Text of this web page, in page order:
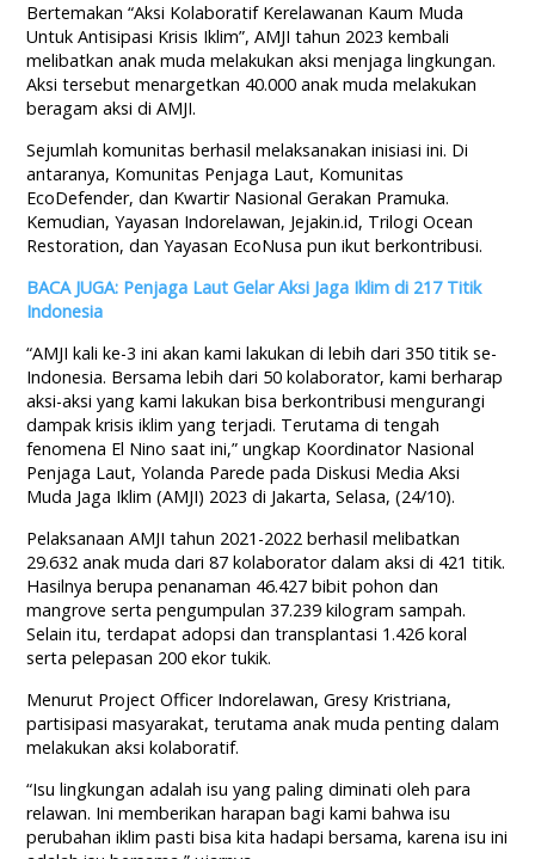
Bertemakan “Aksi Kolaboratif Kerelawanan Kaum Muda
Untuk Antisipasi Krisis Iklim”, AMJI tahun 2023 kembali
melibatkan anak muda melakukan aksi menjaga lingkungan.
Aksi tersebut menargetkan 40.000 anak muda melakukan
beragam aksi di AMJI.
Sejumlah komunitas berhasil melaksanakan inisiasi ini. Di
antaranya, Komunitas Penjaga Laut, Komunitas
EcoDefender, dan Kwartir Nasional Gerakan Pramuka.
Kemudian, Yayasan Indorelawan, Jejakin.id, Trilogi Ocean
Restoration, dan Yayasan EcoNusa pun ikut berkontribusi.
BACA JUGA: Penjaga Laut Gelar Aksi Jaga Iklim di 217 Titik
Indonesia
“AMJI kali ke-3 ini akan kami lakukan di lebih dari 350 titik se-
Indonesia. Bersama lebih dari 50 kolaborator, kami berharap
aksi-aksi yang kami lakukan bisa berkontribusi mengurangi
dampak krisis iklim yang terjadi. Terutama di tengah
fenomena El Nino saat ini,” ungkap Koordinator Nasional
Penjaga Laut, Yolanda Parede pada Diskusi Media Aksi
Muda Jaga Iklim (AMJI) 2023 di Jakarta, Selasa, (24/10).
Pelaksanaan AMJI tahun 2021-2022 berhasil melibatkan
29.632 anak muda dari 87 kolaborator dalam aksi di 421 titik.
Hasilnya berupa penanaman 46.427 bibit pohon dan
mangrove serta pengumpulan 37.239 kilogram sampah.
Selain itu, terdapat adopsi dan transplantasi 1.426 koral
serta pelepasan 200 ekor tukik.
Menurut Project Officer Indorelawan, Gresy Kristriana,
partisipasi masyarakat, terutama anak muda penting dalam
melakukan aksi kolaboratif.
“Isu lingkungan adalah isu yang paling diminati oleh para
relawan. Ini memberikan harapan bagi kami bahwa isu
perubahan iklim pasti bisa kita hadapi bersama, karena isu ini